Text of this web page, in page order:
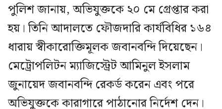
পুলিশ জানায়, অভিযুক্তকে ২০ মে গ্রেপ্তার করা
হয়। তিনি আদালতে ফৌজদারি কার্যবিধির ১৬৪
ধারায় স্বীকারোক্তিমূলক জবানবন্দি দিয়েছেন।
মেট্রোপলিটন ম্যাজিস্ট্রেট আমিনুল ইসলাম
জুনায়েদ জবানবন্দি রেকর্ড করেন এবং পরে
অভিযুক্তকে কারাগারে পাঠানোর নির্দেশ দেন।